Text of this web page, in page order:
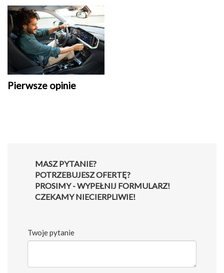
Pierwsze opinie
MASZ PYTANIE?
POTRZEBUJESZ OFERTĘ?
PROSIMY - WYPEŁNIJ FORMULARZ!
CZEKAMY NIECIERPLIWIE!
Twoje pytanie